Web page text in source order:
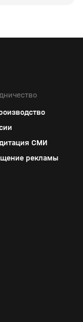
СМИ
рекламы